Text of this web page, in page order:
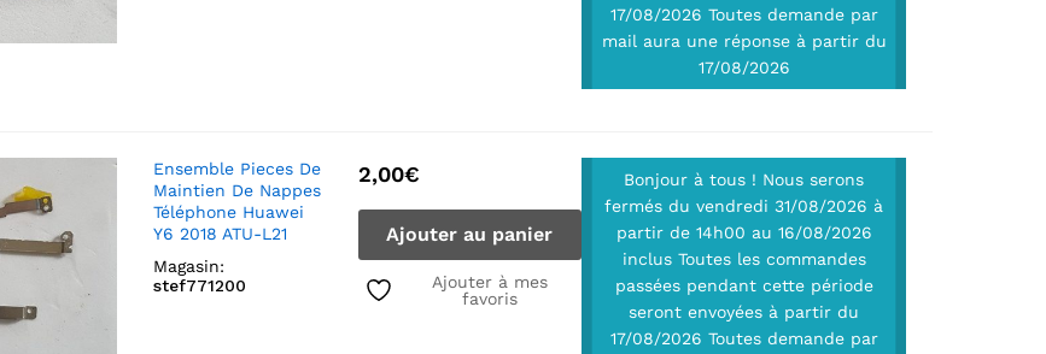
17/08/2026 Toutes demande par
mail aura une réponse à partir du
17/08/2026
Ensemble Pieces De
Maintien De Nappes
Téléphone Huawei
Y6 2018 ATU-L21
Magasin:
stef771200
2,00€
Ajouter au panier
Ajouter à mes
favoris
Bonjour à tous ! Nous serons
fermés du vendredi 31/08/2026 à
partir de 14h00 au 16/08/2026
inclus Toutes les commandes
passées pendant cette période
seront envoyées à partir du
17/08/2026 Toutes demande par